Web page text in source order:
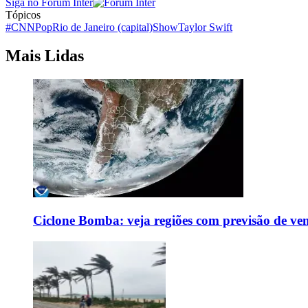
Tópicos
#CNNPopRio de Janeiro (capital)ShowTaylor Swift
Mais Lidas
Ciclone Bomba: veja regiões com previsão de